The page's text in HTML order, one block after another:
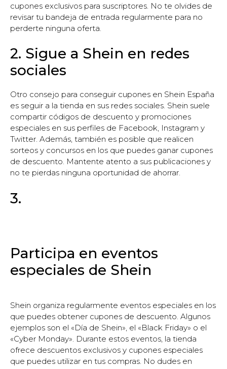
cupones exclusivos para suscriptores. No te olvides de
revisar tu bandeja de entrada regularmente para no
perderte ninguna oferta.
2. Sigue a Shein en redes
sociales
Otro consejo para conseguir cupones en Shein España
es seguir a la tienda en sus redes sociales. Shein suele
compartir códigos de descuento y promociones
especiales en sus perfiles de Facebook, Instagram y
Twitter. Además, también es posible que realicen
sorteos y concursos en los que puedes ganar cupones
de descuento. Mantente atento a sus publicaciones y
no te pierdas ninguna oportunidad de ahorrar.
3.
Participa en eventos
especiales de Shein
Shein organiza regularmente eventos especiales en los
que puedes obtener cupones de descuento. Algunos
ejemplos son el «Día de Shein», el «Black Friday» o el
«Cyber Monday». Durante estos eventos, la tienda
ofrece descuentos exclusivos y cupones especiales
que puedes utilizar en tus compras. No dudes en